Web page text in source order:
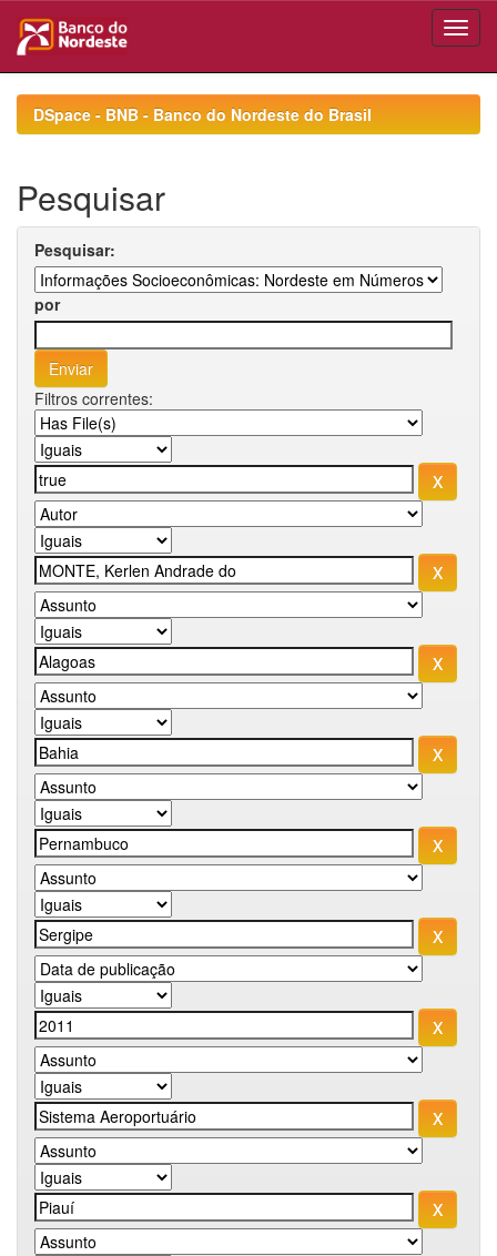
navigationDSpace - BNB - Banco do Nordeste do Brasil
Pesquisar
Pesquisar:
por
Filtros correntes: